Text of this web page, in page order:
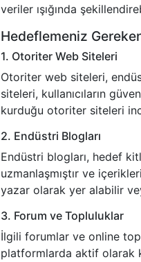
veriler ışığında
Hedeflemeniz
1. Otoriter Web Siteleri
Otoriter web siteleri,
siteleri, kullanıcıların
kurduğu otoriter siteleri
2. Endüstri Blogları
Endüstri blogları, hedef
uzmanlaşmıştır ve
yazar olarak yer alabilir
3. Forum ve Topluluklar
İlgili forumlar ve online
platformlarda aktif olarak